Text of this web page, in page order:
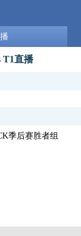
T1直播
季后赛胜者组